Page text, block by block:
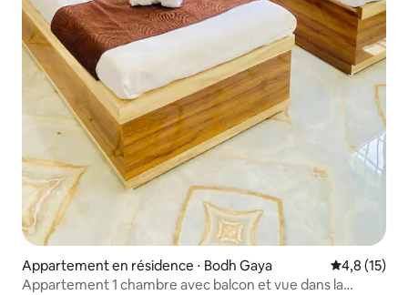
Appartement en résidence ⋅ Bodh Gaya Évaluation
4,8 (15)
Appartement 1 chambre avec balcon et vue dans la